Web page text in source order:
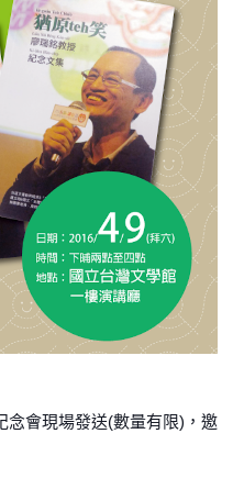
念會現場發送(數量有限)，邀